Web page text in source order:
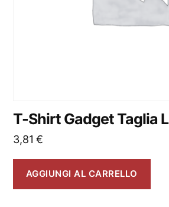
T-Shirt Gadget Taglia L
3,81€
AGGIUNGI AL CARRELLO